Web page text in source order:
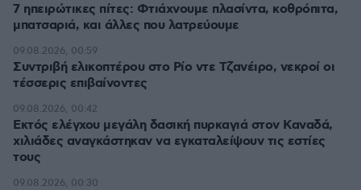
7 ηπειρώτικες πίτες: Φτιάχνουμε πλασίντα, κοθρόπιτα,
μπατσαριά, και άλλες που λατρεύουμε
Συντριβή ελικοπτέρου στο Ρίο ντε Τζανέιρο, νεκροί οι
τέσσερις επιβαίνοντες
09.08.2026, 00:59
Εκτός ελέγχου μεγάλη δασική πυρκαγιά στον Καναδά,
χιλιάδες αναγκάστηκαν να εγκαταλείψουν τις εστίες
τους
09.08.2026, 00:42
09.08.2026, 00:30